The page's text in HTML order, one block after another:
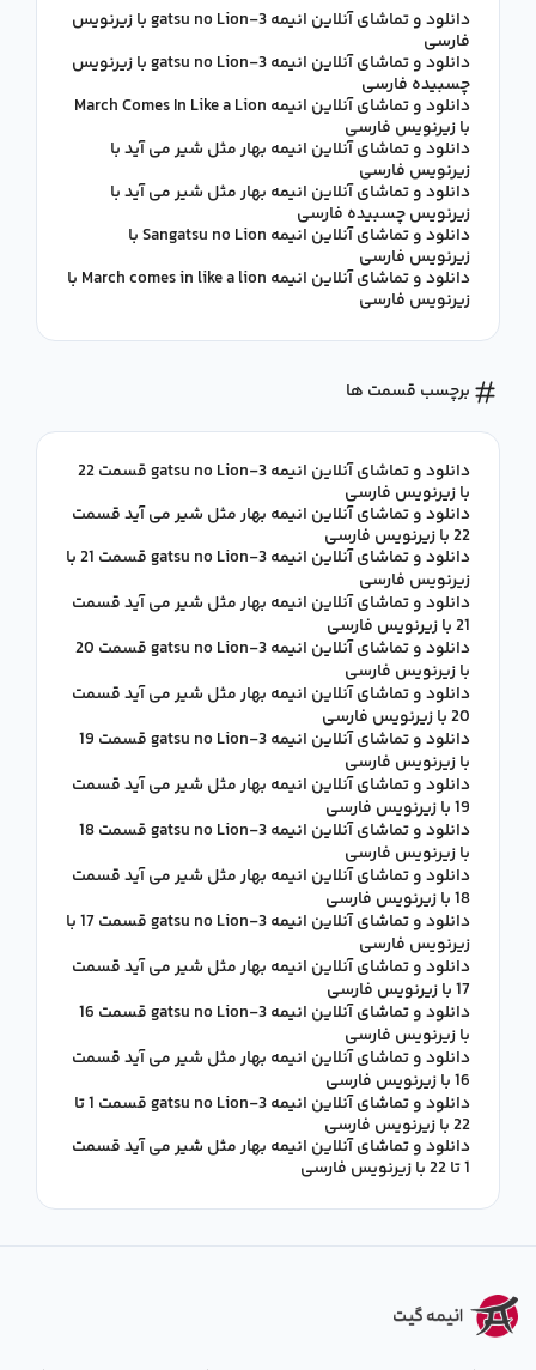
دانلود و تماشای آنلاین انیمه 3-gatsu no Lion با زیرنویس
فارسی
دانلود و تماشای آنلاین انیمه 3-gatsu no Lion با زیرنویس
چسبیده فارسی
دانلود و تماشای آنلاین انیمه March Comes In Like a Lion
با زیرنویس فارسی
دانلود و تماشای آنلاین انیمه بهار مثل شیر می آید با
زیرنویس فارسی
دانلود و تماشای آنلاین انیمه بهار مثل شیر می آید با
زیرنویس چسبیده فارسی
دانلود و تماشای آنلاین انیمه Sangatsu no Lion با
زیرنویس فارسی
دانلود و تماشای آنلاین انیمه March comes in like a lion با
زیرنویس فارسی
برچسب قسمت ها
دانلود و تماشای آنلاین انیمه 3-gatsu no Lion قسمت 22
با زیرنویس فارسی
دانلود و تماشای آنلاین انیمه بهار مثل شیر می آید قسمت
22 با زیرنویس فارسی
دانلود و تماشای آنلاین انیمه 3-gatsu no Lion قسمت 21 با
زیرنویس فارسی
دانلود و تماشای آنلاین انیمه بهار مثل شیر می آید قسمت
21 با زیرنویس فارسی
دانلود و تماشای آنلاین انیمه 3-gatsu no Lion قسمت 20
با زیرنویس فارسی
دانلود و تماشای آنلاین انیمه بهار مثل شیر می آید قسمت
20 با زیرنویس فارسی
دانلود و تماشای آنلاین انیمه 3-gatsu no Lion قسمت 19
با زیرنویس فارسی
دانلود و تماشای آنلاین انیمه بهار مثل شیر می آید قسمت
19 با زیرنویس فارسی
دانلود و تماشای آنلاین انیمه 3-gatsu no Lion قسمت 18
با زیرنویس فارسی
دانلود و تماشای آنلاین انیمه بهار مثل شیر می آید قسمت
18 با زیرنویس فارسی
دانلود و تماشای آنلاین انیمه 3-gatsu no Lion قسمت 17 با
زیرنویس فارسی
دانلود و تماشای آنلاین انیمه بهار مثل شیر می آید قسمت
17 با زیرنویس فارسی
دانلود و تماشای آنلاین انیمه 3-gatsu no Lion قسمت 16
با زیرنویس فارسی
دانلود و تماشای آنلاین انیمه بهار مثل شیر می آید قسمت
16 با زیرنویس فارسی
دانلود و تماشای آنلاین انیمه 3-gatsu no Lion قسمت 1 تا
22 با زیرنویس فارسی
دانلود و تماشای آنلاین انیمه بهار مثل شیر می آید قسمت
1 تا 22 با زیرنویس فارسی